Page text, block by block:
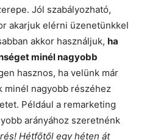
Jól szabályozható,
akarjuk elérni üzenetünkkel
akkor használjuk, ha
minél nagyobb
hasznos, ha velünk már
minél nagyobb részéhez
Például a remarketing
arányához szeretnénk
Hétfőtől egy héten át